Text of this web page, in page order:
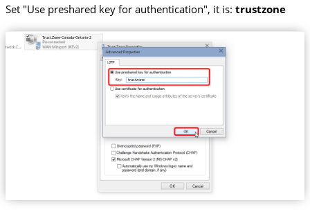
Set "Use preshared key for authentication", it is: trustzone
Trust.Zone-Canada-Ontario-2
trustzone